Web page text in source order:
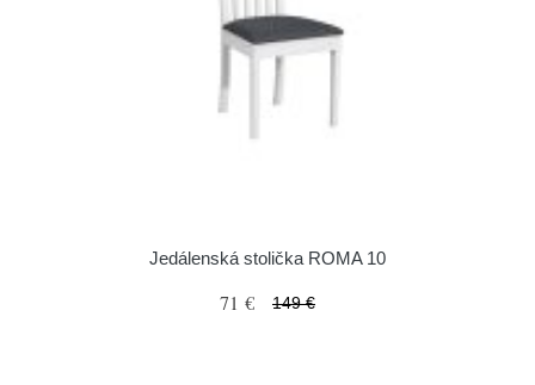
Jedálenská stolička ROMA 10
71 € 149 €